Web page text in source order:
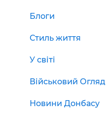
Блоги
Стиль життя
У світі
Військовий Огляд
Новини Донбасу